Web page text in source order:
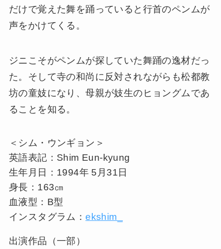
だけで覚えた舞を踊っていると行首のペンムが
声をかけてくる。
ジニこそがペンムが探していた舞踊の逸材だっ
た。そして寺の和尚に反対されながらも松都教
坊の童妓になり、母親が妓生のヒョングムであ
ることを知る。
＜シム・ウンギョン＞
英語表記：Shim Eun-kyung
生年月日：1994年 5月31日
身長：163㎝
血液型：B型
インスタグラム：ekshim_
出演作品（一部）